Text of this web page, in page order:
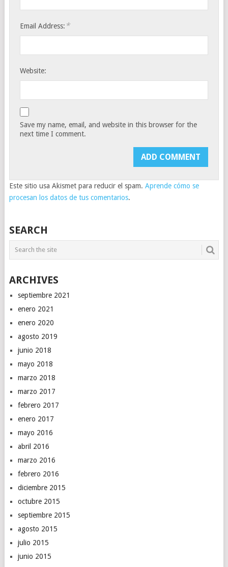
Email Address: *
Website:
Save my name, email, and website in this browser for the
next time I comment.
Este sitio usa Akismet para reducir el spam. Aprende cómo se
procesan los datos de tus comentarios.
SEARCH
ARCHIVES
septiembre 2021
enero 2021
enero 2020
agosto 2019
junio 2018
mayo 2018
marzo 2018
marzo 2017
febrero 2017
enero 2017
mayo 2016
abril 2016
marzo 2016
febrero 2016
diciembre 2015
octubre 2015
septiembre 2015
agosto 2015
julio 2015
junio 2015